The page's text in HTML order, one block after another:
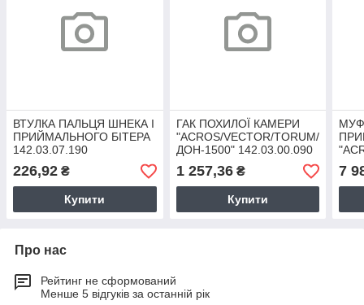
ВТУЛКА ПАЛЬЦЯ ШНЕКА І
ПРИЙМАЛЬНОГО БІТЕРА
142.03.07.190
226,92 ₴
Купити
ГАК ПОХИЛОЇ КАМЕРИ
"ACROS/VECTOR/TORUM/
ДОН-1500" 142.03.00.090
1 257,36₴
Купити
7
Про нас
Рейтинг не сформований
Менше 5 відгуків за останній рік